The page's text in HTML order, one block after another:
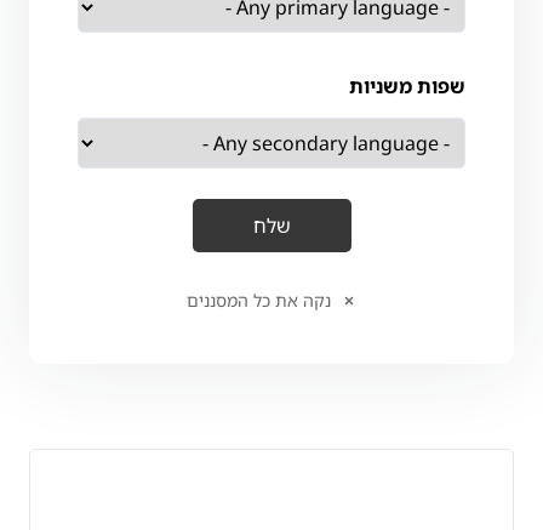
שפות משניות
נקה את כל המסננים